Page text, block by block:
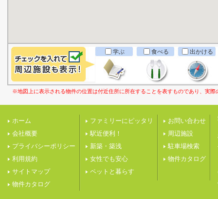
学ぶ 食べる 出かける
※地図上に表示される物件の位置は付近住所に所在することを表すものであり、実
ホーム
会社概要
プライバシーポリシー
利用規約
サイトマップ
物件カタログ
ファミリーにピッタリ
駅近便利！
新築・築浅
女性でも安心
ペットと暮らす
お問い合わせ
周辺施設
駐車場検索
物件カタログ